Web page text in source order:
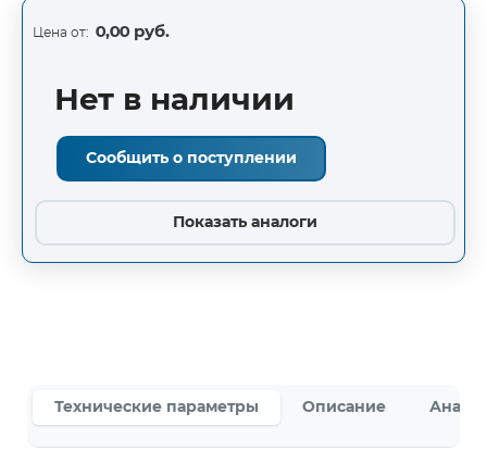
Цена от: 0,00 руб.
Нет в наличии
Сообщить о поступлении
Показать аналоги
Технические параметры Описание